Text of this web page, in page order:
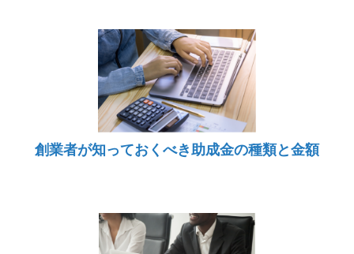
創業者が知っておくべき助成金の種類と金額